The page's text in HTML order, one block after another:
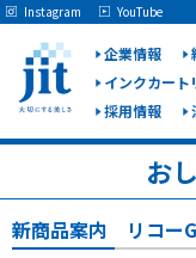
企業情報
インクカート
採用情報
Instagram YouTube
お
新商品案内 リコー
May we use cookies to
Please see our